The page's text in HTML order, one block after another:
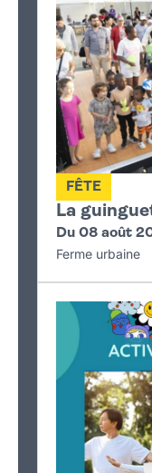
La
FÊTE
Du 08 août
Ferme urbaine